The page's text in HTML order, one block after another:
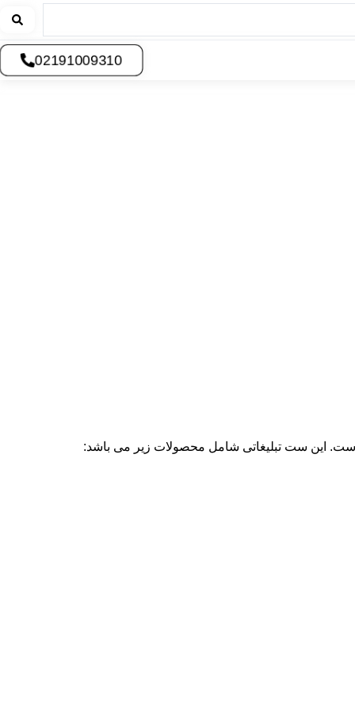
02191009310
این ست تبلیغاتی شامل محصولات زیر می باشد: